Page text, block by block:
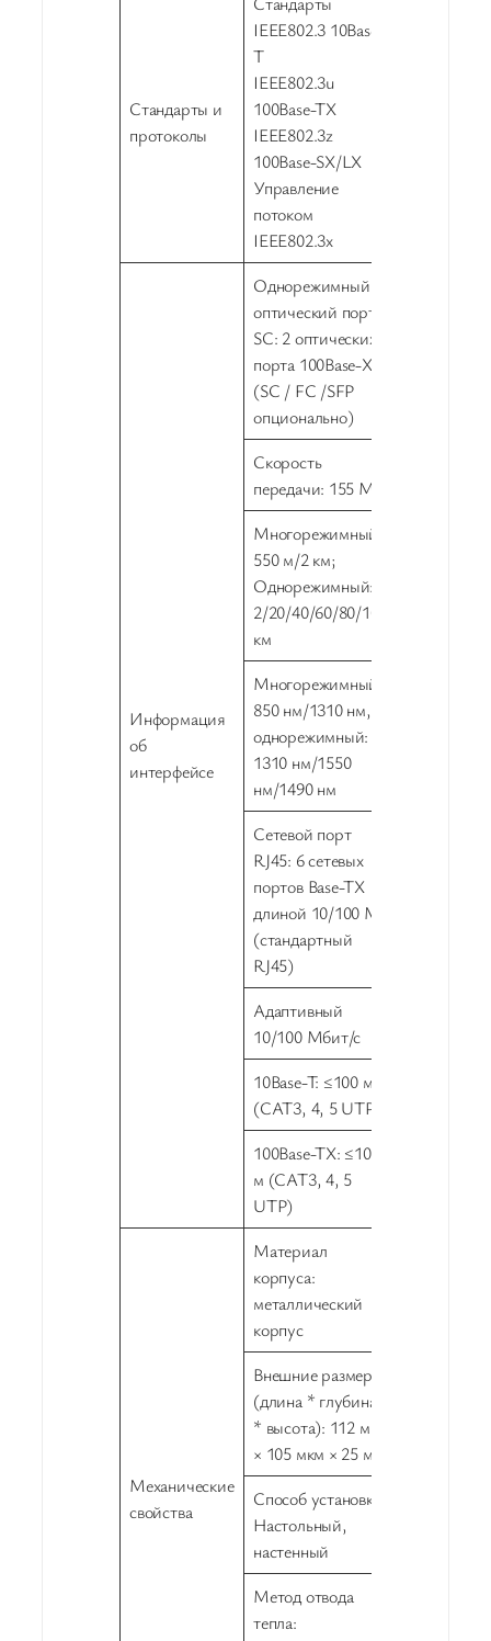
Стандарты и
протоколы
IEEE802.3 10Base-
T
IEEE802.3u
100Base-TX
IEEE802.3z
100Base-SX/LX
Управление
потоком
IEEE802.3x
Информация
об
интерфейсе
Однорежимный
оптический порт
SC: 2 оптических
порта 100Base-X
(SC / FC /SFP
опционально)
Скорость
передачи: 155 М
Многорежимный:
550 м/2 км;
Однорежимный:
2/20/40/60/80/100
км
Многорежимный:
850 нм/1310 нм,
однорежимный:
1310 нм/1550
нм/1490 нм
Сетевой порт
RJ45: 6 сетевых
портов Base-TX
длиной 10/100 М
(стандартный
RJ45)
Адаптивный
10/100 Мбит/с
10Base-T: ≤100 м
(CAT3, 4, 5 UTP)
100Base-TX: ≤100
м (CAT3, 4, 5
UTP)
Механические
свойства
Материал
корпуса:
металлический
корпус
Внешние размеры
(длина * глубина
* высота): 112 мм
× 105 мкм × 25 мм
Способ установки:
Настольный,
настенный
Метод отвода
тепла: